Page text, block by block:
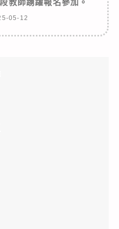
教師踴躍報名參加。
05-12